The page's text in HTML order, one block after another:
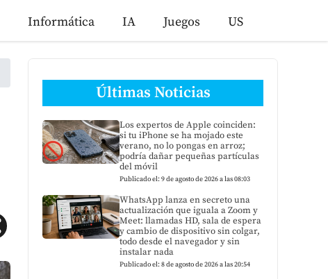
Informática IA Juegos US
Últimas Noticias
Los expertos de Apple coinciden:
si tu iPhone se ha mojado este
verano, no lo pongas en arroz;
podría dañar pequeñas partículas
del móvil
Publicado el: 9 de agosto de 2026 a las 08:03
WhatsApp lanza en secreto una
actualización que iguala a Zoom y
Meet: llamadas HD, sala de espera
y cambio de dispositivo sin colgar,
todo desde el navegador y sin
instalar nada
Publicado el: 8 de agosto de 2026 a las 20:54